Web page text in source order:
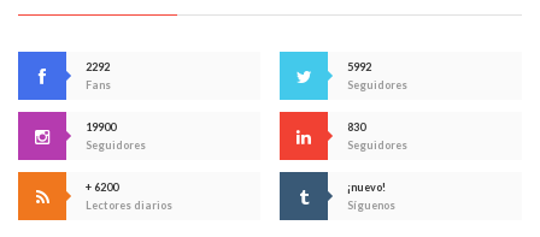
2292
Fans
5992
Seguidores
19900
Seguidores
830
Seguidores
+ 6200
Lectores diarios
¡nuevo!
Síguenos